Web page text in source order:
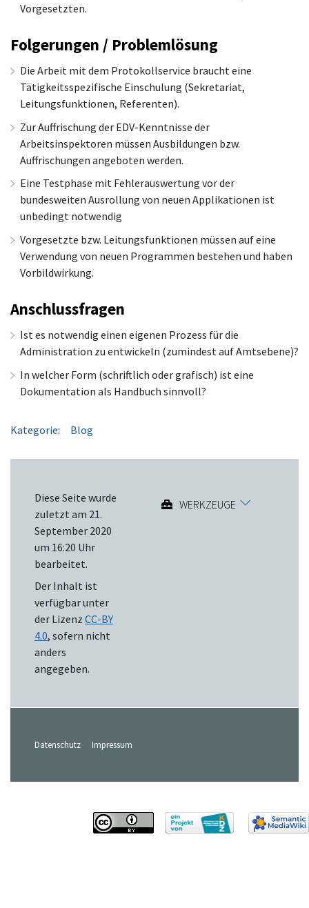
Vorgesetzten.
Folgerungen / Problemlösung
Die Arbeit mit dem Protokollservice braucht eine
Tätigkeitsspezifische Einschulung (Sekretariat,
Leitungsfunktionen, Referenten).
Zur Auffrischung der EDV-Kenntnisse der
Arbeitsinspektoren müssen Ausbildungen bzw.
Auffrischungen angeboten werden.
Eine Testphase mit Fehlerauswertung vor der
bundesweiten Ausrollung von neuen Applikationen ist
unbedingt notwendig
Vorgesetzte bzw. Leitungsfunktionen müssen auf eine
Verwendung von neuen Programmen bestehen und haben
Vorbildwirkung.
Anschlussfragen
Ist es notwendig einen eigenen Prozess für die
Administration zu entwickeln (zumindest auf Amtsebene)?
In welcher Form (schriftlich oder grafisch) ist eine
Dokumentation als Handbuch sinnvoll?
Kategorie: Blog
Diese Seite wurde
zuletzt am 21.
September 2020
um 16:20 Uhr
bearbeitet.
Der Inhalt ist
verfügbar unter
der Lizenz CC-BY
4.0, sofern nicht
anders
angegeben.
WERKZEUGE
Datenschutz Impressum